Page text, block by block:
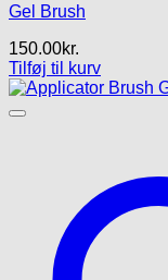
Gel Brush
150.00kr.
Tilføj til kurv